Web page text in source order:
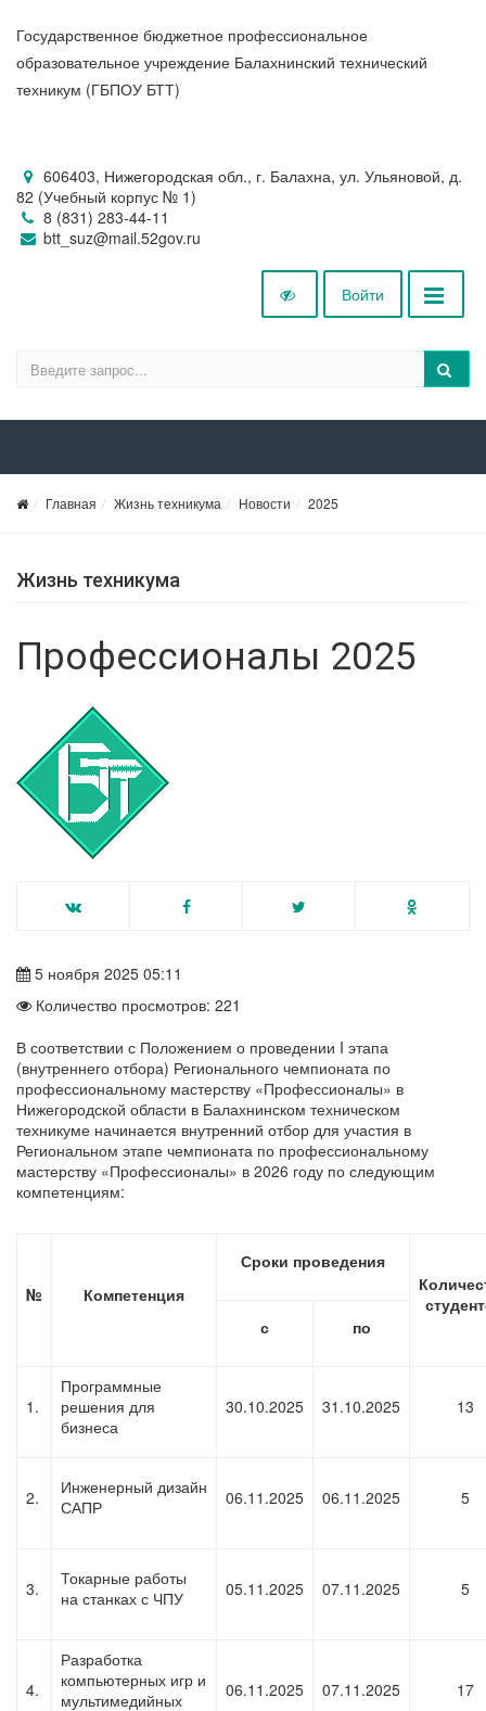
Государственное бюджетное профессиональное
образовательное учреждение Балахнинский технический
техникум (ГБПОУ БТТ)
606403, Нижегородская обл., г. Балахна, ул. Ульяновой, д.
82 (Учебный корпус № 1)
8 (831) 283-44-11
btt_suz@mail.52gov.ru
Войти
Главная Жизнь техникума Новости 2025
Жизнь техникума
Профессионалы 2025
5 ноября 2025 05:11
Количество просмотров: 221
В соответствии с Положением о проведении I этапа
(внутреннего отбора) Регионального чемпионата по
профессиональному мастерству «Профессионалы» в
Нижегородской области в Балахнинском техническом
техникуме начинается внутренний отбор для участия в
Региональном этапе чемпионата по профессиональному
мастерству «Профессионалы» в 2026 году по следующим
компетенциям:
№ Компетенция
Сроки проведения
с
по
1.
Программные
решения для
бизнеса
30.10.2025 31.10.2025 13
2.
Инженерный дизайн
САПР
06.11.2025 06.11.2025 5
3.
Токарные работы
на станках с ЧПУ
05.11.2025 07.11.2025 5
4.
Разработка
компьютерных игр и
мультимедийных
06.11.2025 07.11.2025 17